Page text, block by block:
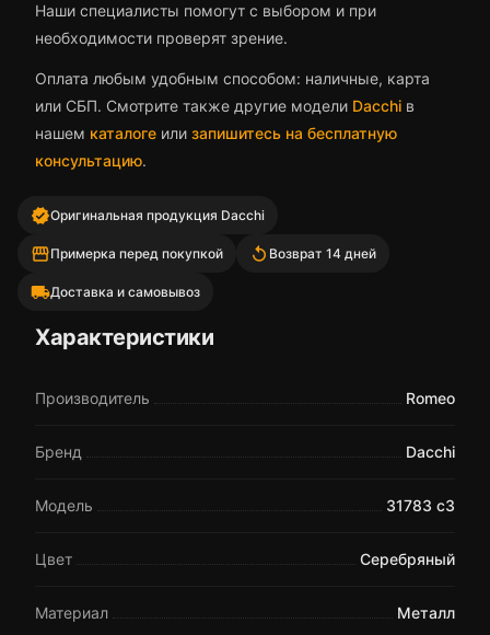
Наши специалисты помогут с выбором и при
необходимости проверят зрение.
Оплата любым удобным способом: наличные, карта
или СБП. Смотрите также другие модели Dacchi в
нашем каталоге или запишитесь на бесплатную
консультацию.
verifiedОригинальная продукция Dacchi
storefrontПримерка перед покупкой replay Возврат 14 дней
local_shippingДоставка и самовывоз
Характеристики
Производитель Romeo
Бренд Dacchi
Модель 31783 c3
Цвет Серебряный
Материал Металл